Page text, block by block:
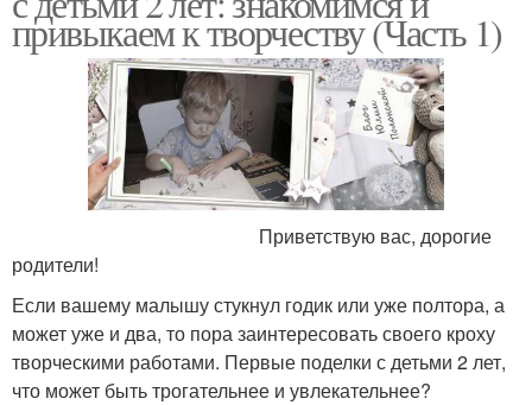
привыкаем к творчеству (Часть 1)
Приветствую вас, дорогие
родители!
Если вашему малышу стукнул годик или уже полтора, а
может уже и два, то пора заинтересовать своего кроху
творческими работами. Первые поделки с детьми 2 лет,
что может быть трогательнее и увлекательнее?